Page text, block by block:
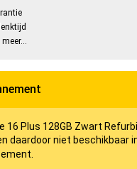
16 Plus 128GB Zwart
daardoor niet beschikbaar